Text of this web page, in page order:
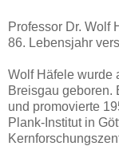
Professor Dr. Wolf
86. Lebensjahr
Wolf Häfele wurde
Breisgau geboren.
und promovierte
Plank-Institut in